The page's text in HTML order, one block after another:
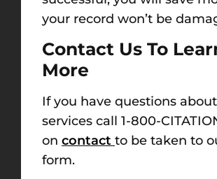
your record won’t be
Contact Us To
More
If you have questions
services call 1-800-
on contact to be taken to
form.